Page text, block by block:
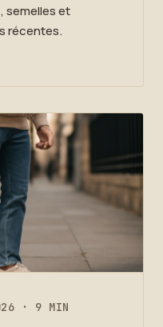
semelles et
récentes.
· 9 MIN